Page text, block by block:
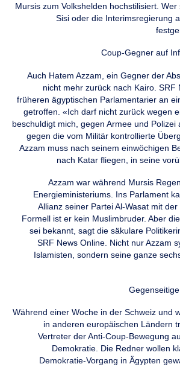
Mursis zum Volkshelden hochstilisiert.
Sisi oder die Interimsregierung
Coup-Gegner auf
Auch Hatem Azzam, ein Gegner der
nicht mehr zurück nach Kairo. SRF
früheren ägyptischen Parlamentarier an
getroffen. «Ich darf nicht zurück wegen
beschuldigt mich, gegen Armee und Polizei
gegen die vom Militär kontrollierte
Azzam muss nach seinem einwöchigen
nach Katar fliegen, in seine
Azzam war während Mursis
Energieministeriums. Ins Parlament
Allianz seiner Partei Al-Wasat mit
Formell ist er kein Muslimbruder. Aber
sei bekannt, sagt die säkulare
SRF News Online. Nicht nur Azzam
Islamisten, sondern seine ganze
Während einer Woche in der Schweiz und
in anderen europäischen Ländern
Vertreter der Anti-Coup-Bewegung
Demokratie. Die Redner wollen
Demokratie-Vorgang in Ägypten